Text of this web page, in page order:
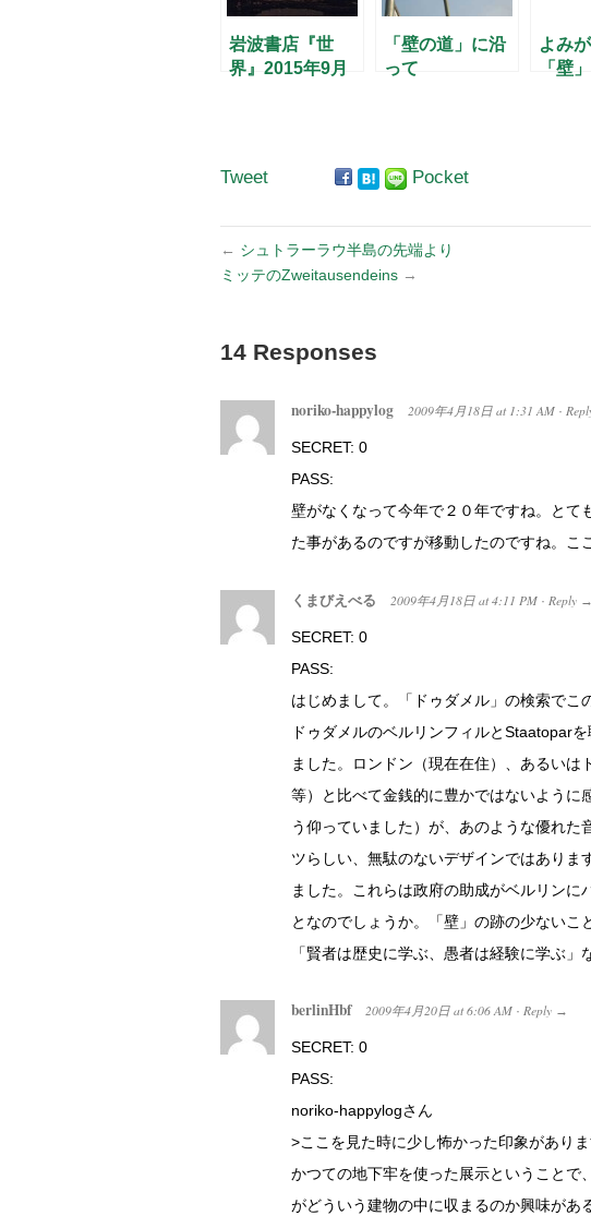
岩波書店『世
界』2015年9月
「壁の道」に沿
って
よみ
「壁」
Tweet Pocket
← シュトラーラウ半島の先端より
ミッテのZweitausendeins →
14 Responses
noriko-happylog 2009年4月18日 at 1:31 AM ·
SECRET: 0
PASS:
壁がなくなって今年で２０年ですね。とて
た事があるのですが移動したのですね。こ
くまびえべる 2009年4月18日 at 4:11 PM · Reply →
SECRET: 0
PASS:
はじめまして。「ドゥダメル」の検索でこ
ドゥダメルのベルリンフィルとStaatopar
ました。ロンドン（現在在住）、あるい
等）と比べて金銭的に豊かではないように
う仰っていました）が、あのような優れた
ツらしい、無駄のないデザインではありま
ました。これらは政府の助成がベルリンに
となのでしょうか。「壁」の跡の少ないこ
「賢者は歴史に学ぶ、愚者は経験に学ぶ」
berlinHbf 2009年4月20日 at 6:06 AM · Reply →
SECRET: 0
PASS:
noriko-happylogさん
>ここを見た時に少し怖かった印象がありま
かつての地下牢を使った展示ということで
がどういう建物の中に収まるのか興味があ